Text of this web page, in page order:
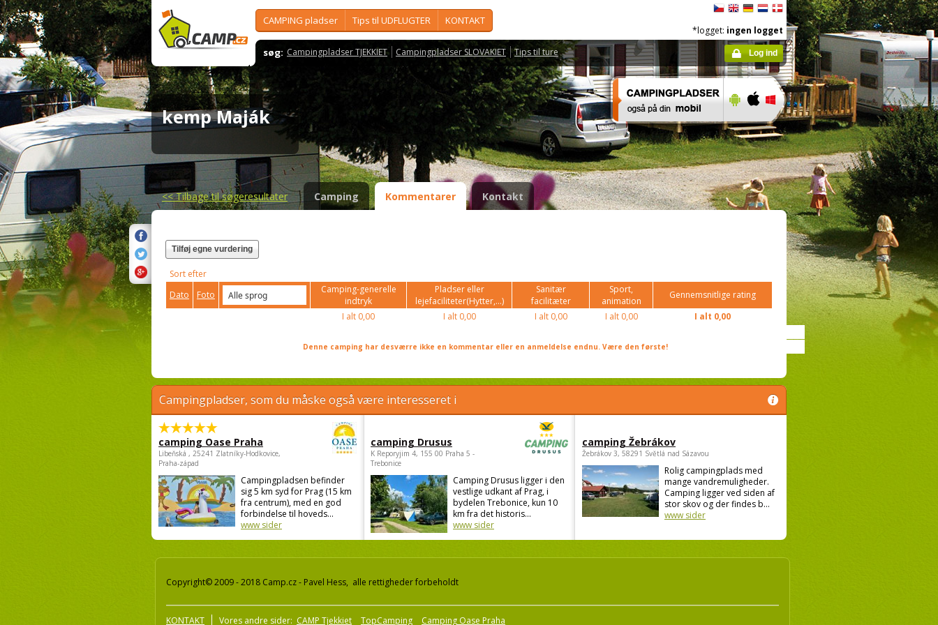
CAMPING pladser Tips til UDFLUGTER KONTAKT
søg: Campingpladser TJEKKIET Campingpladser SLOVAKIET Tips til ture
*logget: ingen logget
Log ind
kemp Maják
<<Tilbage til søgeresultater Camping Kommentarer Kontakt
Tilføj egne vurdering
Sort efter
Dato
Foto
Camping-generelle
indtryk
Pladser eller
lejefaciliteter(Hytter,...)
Sanitær
facilitæter
Sport,
animation
Gennemsnitlige rating
I alt 0,00 I alt0,00 I alt0,00 I alt0,00 I alt 0,00
Denne camping har desværre ikke en kommentar eller en anmeldelse endnu. Være den første!
Campingpladser, som du måske også være interesseret i
camping Oase Praha
Libeňská , 25241 Zlatníky-Hodkovice,
Praha-západ
Campingpladsen befinder
sig 5 km syd for Prag (15 km
fra centrum), med en god
forbindelse til hoveds...
www sider
camping Drusus
K Reporyjim 4, 155 00 Praha 5 -
Trebonice
Camping Drusus ligger i den
vestlige udkant af Prag, i
bydelen Trebonice, kun 10
km fra det historis...
www sider
camping Žebrákov
Žebrákov 3, 58291 Světlá nad Sázavou
Rolig campingplads med
mange vandremuligheder.
Camping ligger ved siden af
stor skov og der findes b...
www sider
Copyright© 2009 - 2018 Camp.cz - Pavel Hess, alle rettigheder forbeholdt
KONTAKT Vores andre sider: CAMP Tjekkiet TopCamping Camping Oase Praha